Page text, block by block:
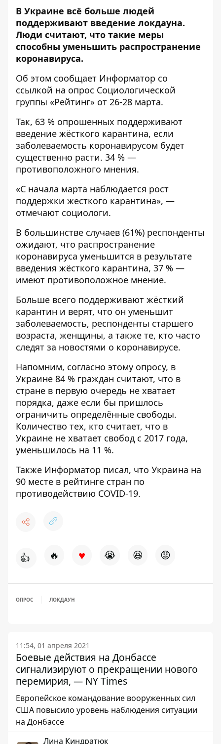
В Украине всё больше людей
поддерживают введение локдауна.
Люди считают, что такие меры
способны уменьшить распространение
коронавируса.
Об этом сообщает Информатор со
ссылкой на опрос Социологической
группы «Рейтинг» от 26-28 марта.
Так, 63 % опрошенных поддерживают
введение жёсткого карантина, если
заболеваемость коронавирусом будет
существенно расти. 34 % —
противоположного мнения.
«С начала марта наблюдается рост
поддержки жесткого карантина», —
отмечают социологи.
В большинстве случаев (61%) респонденты
ожидают, что распространение
коронавируса уменьшится в результате
введения жёсткого карантина, 37 % —
имеют противоположное мнение.
Больше всего поддерживают жёсткий
карантин и верят, что он уменьшит
заболеваемость, респонденты старшего
возраста, женщины, а также те, кто часто
следят за новостями о коронавирусе.
Напомним, согласно этому опросу, в
Украине 84 % граждан считают, что в
стране в первую очередь не хватает
порядка, даже если бы пришлось
ограничить определённые свободы.
Количество тех, кто считает, что в
Украине не хватает свобод с 2017 года,
уменьшилось на 11 %.
Также Информатор писал, что Украина на
90 месте в рейтинге стран по
противодействию COVID-19.
👍 🔥 ♥ 😭 😆 😡
ОПРОС ЛОКДАУН
11:54, 01 апреля 2021
Боевые действия на Донбассе
сигнализируют о прекращении нового
перемирия, — NY Times
Европейское командование вооруженных сил
США повысило уровень наблюдения ситуации
на Донбассе
Лина Киндратюк